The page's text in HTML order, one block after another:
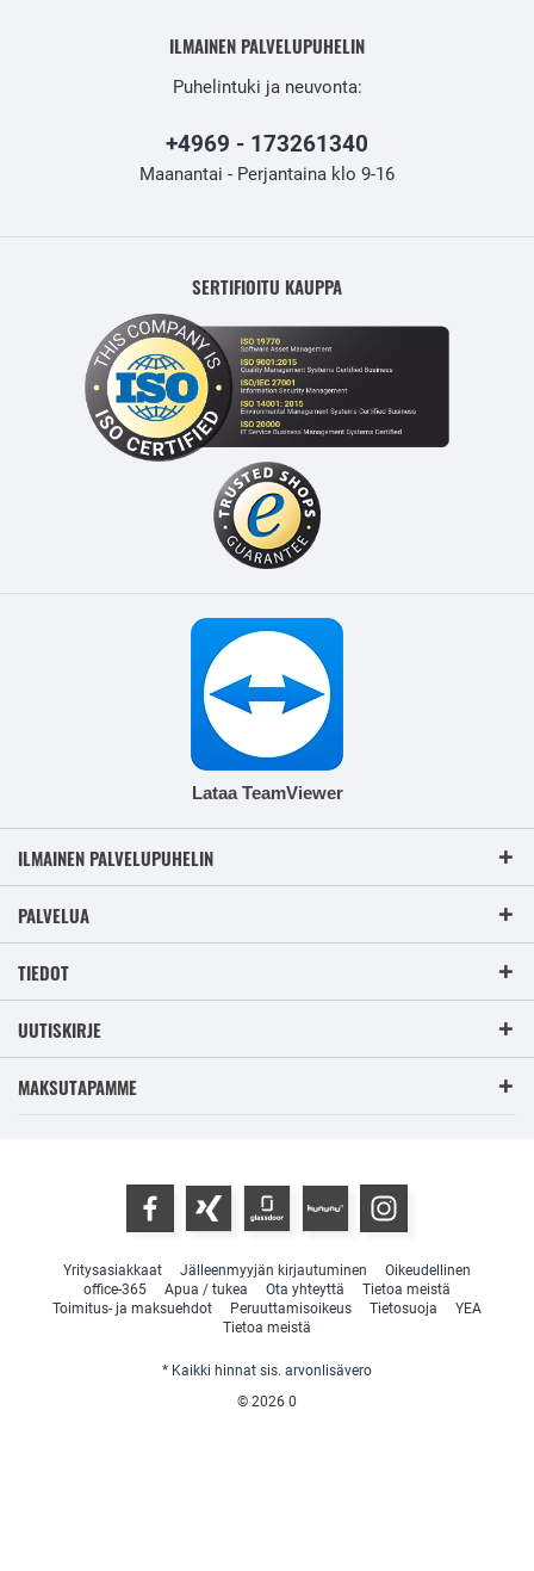
ILMAINEN PALVELUPUHELIN
Puhelintuki ja neuvonta:
+4969 - 173261340
Maanantai - Perjantaina klo 9-16
SERTIFIOITU KAUPPA
Lataa TeamViewer
ILMAINEN PALVELUPUHELIN
PALVELUA
TIEDOT
UUTISKIRJE
MAKSUTAPAMME
Yritysasiakkaat Jälleenmyyjän kirjautuminen
Oikeudellinen
office-365
Apua / tukea Ota yhteyttä
Tietoa meistä
Toimitus- ja maksuehdot
Peruuttamisoikeus Tietosuoja
YEA
Tietoa meistä
* Kaikki hinnat sis. arvonlisävero
© 2026 0